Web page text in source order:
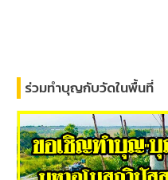
ร่วมทำบุญกับวัดในพื้นที่